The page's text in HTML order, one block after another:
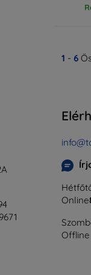
1 - 6
Online
Offline